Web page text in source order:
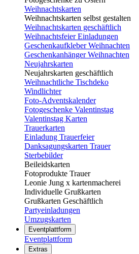
Weihnachtskarten
Weihnachtskarten selbst gestalten
Weihnachtskarten geschäftlich
Weihnachtsfeier Einladungen
Geschenkaufkleber Weihnachten
Geschenkanhänger Weihnachten
Neujahrskarten
Neujahrskarten geschäftlich
Weihnachtliche Tischdeko
Windlichter
Foto-Adventskalender
Fotogeschenke Valentinstag
Valentinstag Karten
Trauerkarten
Einladung Trauerfeier
Danksagungskarten Trauer
Sterbebilder
Beileidskarten
Fotoprodukte Trauer
Leonie Jung x kartenmacherei
Individuelle Grußkarten
Grußkarten Geschäftlich
Partyeinladungen
Umzugskarten
Eventplattform
Eventplattform
Extras